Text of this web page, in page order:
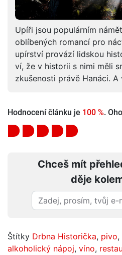
Upíři jsou populárním
oblíbených romancí pro
upírství provází lidskou
ví, že v historii s nimi měli
zkušenosti právě Hanáci.
Hodnocení článku je 100 %.
Chceš mít
děje
Štítky Drbna Historička, pivo,
alkoholický nápoj, víno,